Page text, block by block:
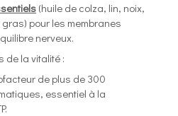
(huile de colza, lin, noix,
pour les membranes
nerveux.
de la vitalité :
de plus de 300
essentiel à la